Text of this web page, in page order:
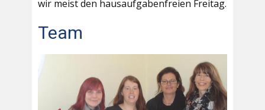
wir meist den hausaufgabenfreien Freitag.
Team